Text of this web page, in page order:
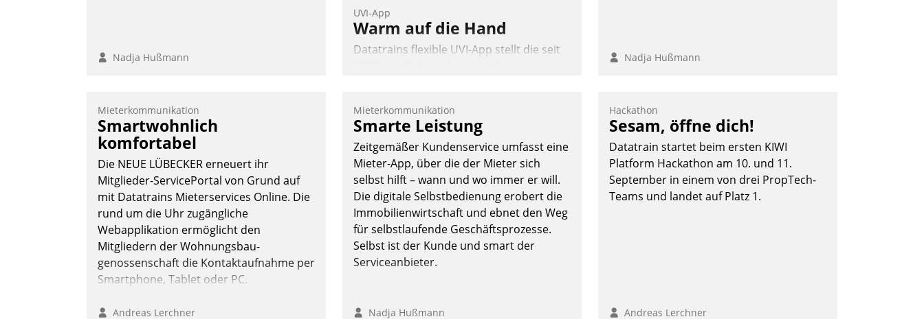
Nadja Hußmann
UVI-App
Warm auf die Hand
Datatrains flexible UVI-App stellt die seit
Die monatlichen Mitteilungen zum
Heizungs- und Wasserverbrauch gehen
automatisiert, vollständig und auf
Wunsch über mehrere zuvor festgelegte
Kommunikationswege bei den
Empfängern ein.
Nadja Hußmann
Nadja Hußmann
Mieterkommunikation
Smartwohnlich
komfortabel
Die NEUE LÜBECKER erneuert ihr
Mitglieder-ServicePortal von Grund auf
mit Datatrains Mieterservices Online. Die
rund um die Uhr zugängliche
Webapplikation ermöglicht den
Mitgliedern der Wohnungs­bau­
genossenschaft die Kontaktaufnahme per
Smartphone, Tablet oder PC.
Andreas Lerchner
Mieterkommunikation
Smarte Leistung
Zeitgemäßer Kundenservice umfasst eine
Mieter-App, über die der Mieter sich
selbst hilft – wann und wo immer er will.
Die digitale Selbstbedienung erobert die
Immobilienwirtschaft und ebnet den Weg
für selbstlaufende Geschäftsprozesse.
Selbst ist der Kunde und smart der
Serviceanbieter.
Nadja Hußmann
Hackathon
Sesam, öffne dich!
Datatrain startet beim ersten KIWI
Platform Hackathon am 10. und 11.
September in einem von drei PropTech-
Teams und landet auf Platz 1.
Andreas Lerchner